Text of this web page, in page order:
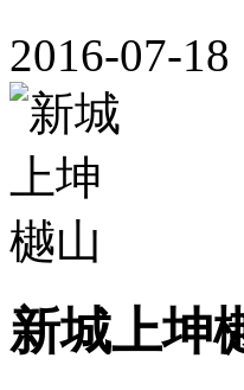
2016-07-18
新城上坤